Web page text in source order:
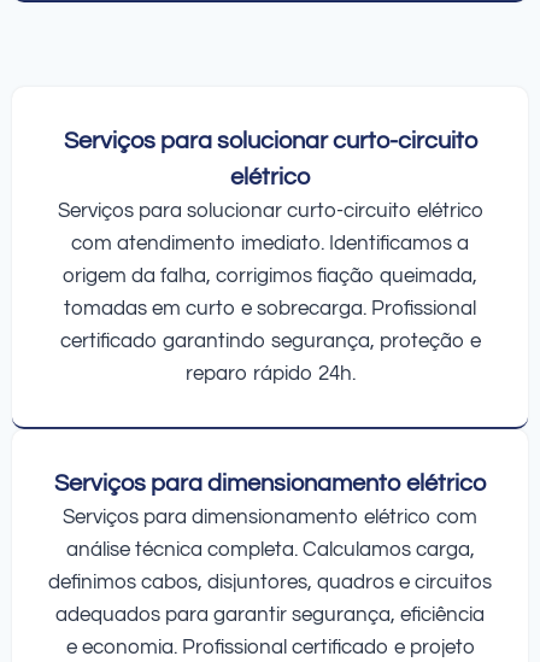
Serviços para solucionar curto-circuito
elétrico
Serviços para solucionar curto-circuito elétrico
com atendimento imediato. Identificamos a
origem da falha, corrigimos fiação queimada,
tomadas em curto e sobrecarga. Profissional
certificado garantindo segurança, proteção e
reparo rápido 24h.
Serviços para dimensionamento elétrico
Serviços para dimensionamento elétrico com
análise técnica completa. Calculamos carga,
definimos cabos, disjuntores, quadros e circuitos
adequados para garantir segurança, eficiência
e economia. Profissional certificado e projeto